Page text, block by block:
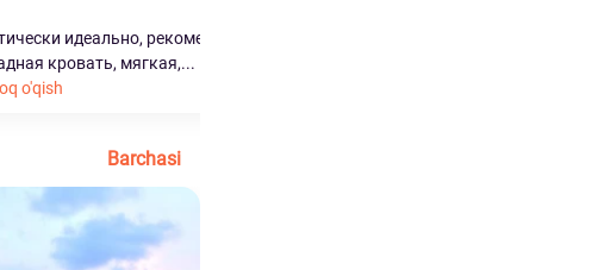
идеально, рекомендую
кровать, мягкая,...
o'qish
Barchasi